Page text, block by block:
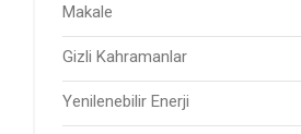
Makale
Gizli Kahramanlar
Yenilenebilir Enerji